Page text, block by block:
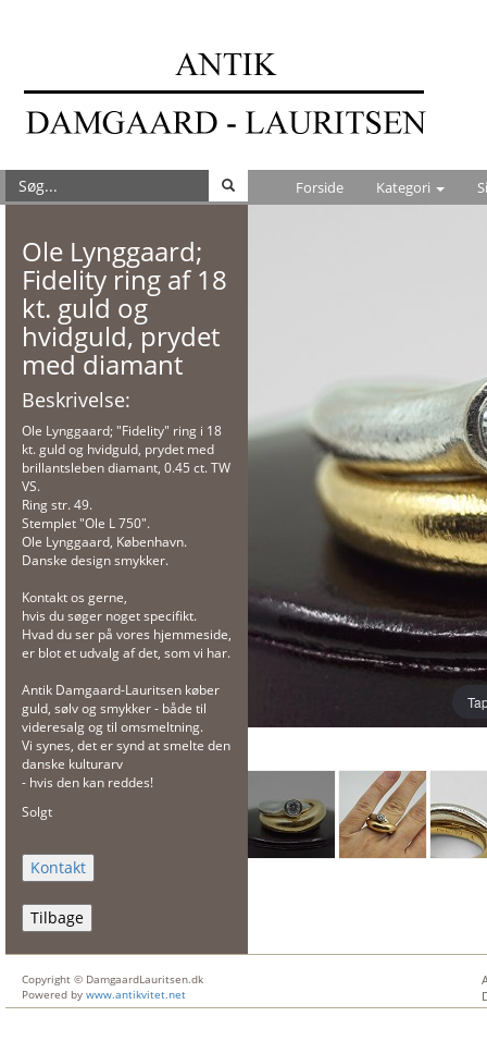
Forside Kategori
Ole Lynggaard;
Fidelity ring af 18
kt. guld og
hvidguld, prydet
med diamant
Beskrivelse:
Ole Lynggaard; "Fidelity" ring i 18
kt. guld og hvidguld, prydet med
brillantsleben diamant, 0.45 ct. TW
VS.
Ring str. 49.
Stemplet "Ole L 750".
Ole Lynggaard, København.
Danske design smykker.
Kontakt os gerne,
hvis du søger noget specifikt.
Hvad du ser på vores hjemmeside,
er blot et udvalg af det, som vi har.
Antik Damgaard-Lauritsen køber
guld, sølv og smykker - både til
videresalg og til omsmeltning.
Vi synes, det er synd at smelte den
danske kulturarv
- hvis den kan reddes!
Solgt
Tilbage
Copyright © DamgaardLauritsen.dk
Powered by www.antikvitet.net